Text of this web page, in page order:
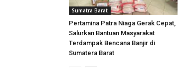
Sumatra Barat
Pertamina Patra Niaga Gerak Cepat,
Salurkan Bantuan Masyarakat
Terdampak Bencana Banjir di
Sumatera Barat